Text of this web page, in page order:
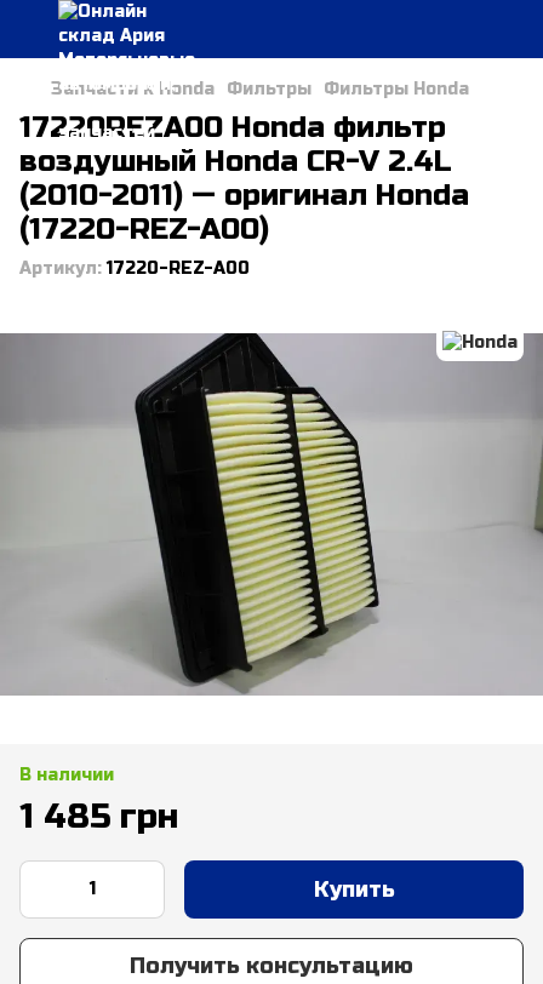
Запчасти к Honda Фильтры Фильтры Honda
17220REZA00 Honda фильтр
воздушный Honda CR-V 2.4L
(2010-2011) — оригинал Honda
(17220-REZ-A00)
Артикул:17220-REZ-A00
В наличии
1 485 грн
Купить
Получить консультацию